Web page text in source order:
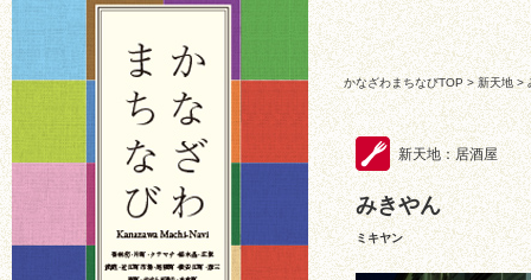
かなざわまちなびTOP>新天地>
新天地：居酒屋
みきやん
ミキヤン